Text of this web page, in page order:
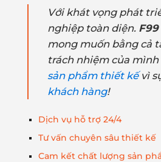
Với khát vọng phát
nghiệp toàn diện.
mong muốn bằng cả
trách nhiệm của
sản phẩm thiết kếvì
khách hàng!
Dịch vụ hỗ trợ 24/4
Tư vấn chuyên sâu thiết kế
Cam kết chất lượng sản